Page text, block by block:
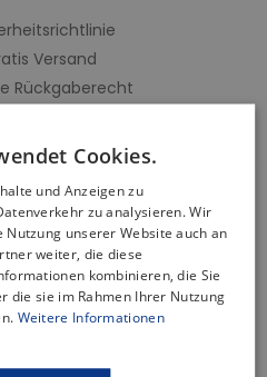
Versand
Rückgaberecht
Ausstattungsgegenstand,
nur die tägliche Nutzung des
auch die Ästhetik des
bietet. Die von uns
sich durch erstklassige
Cookies.
und Anzeigen zu
zu analysieren. Wir
unserer Website auch an
weiter, die diese
kombinieren, die Sie
die sie im Rahmen Ihrer Nutzung
Weitere Informationen